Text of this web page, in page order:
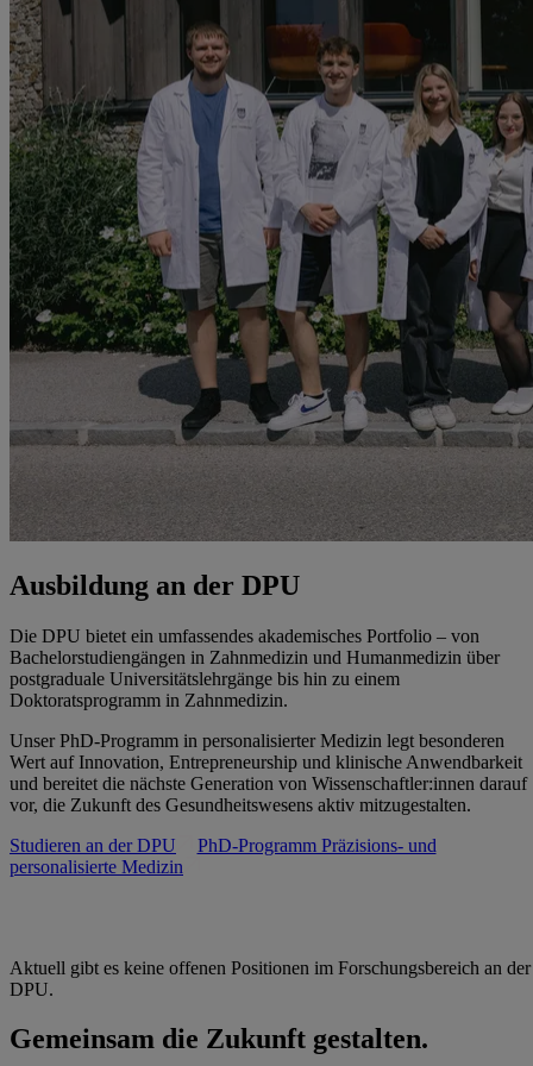
Ausbildung an der DPU
Die DPU bietet ein umfassendes akademisches Portfolio – von
Bachelorstudiengängen in Zahnmedizin und Humanmedizin über
postgraduale Universitätslehrgänge bis hin zu einem
Doktoratsprogramm in Zahnmedizin.
Unser PhD-Programm in personalisierter Medizin legt besonderen
Wert auf Innovation, Entrepreneurship und klinische Anwendbarkeit
und bereitet die nächste Generation von Wissenschaftler:innen darauf
vor, die Zukunft des Gesundheitswesens aktiv mitzugestalten.
Studieren an der DPU
PhD-Programm Präzisions- und
personalisierte Medizin
Aktuell gibt es keine offenen Positionen im Forschungsbereich an der
DPU.
Gemeinsam die Zukunft gestalten.